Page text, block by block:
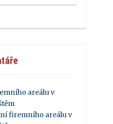
areálu v
firemního areálu v